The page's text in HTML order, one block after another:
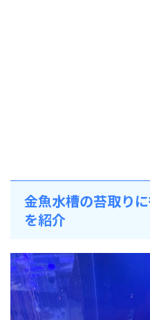
金魚水槽の苔取り
を紹介